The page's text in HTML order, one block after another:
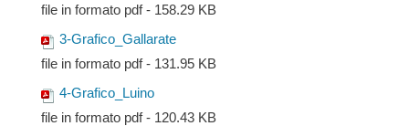
file in formato pdf - 158.29 KB
3-Grafico_Gallarate
file in formato pdf - 131.95 KB
4-Grafico_Luino
file in formato pdf - 120.43 KB